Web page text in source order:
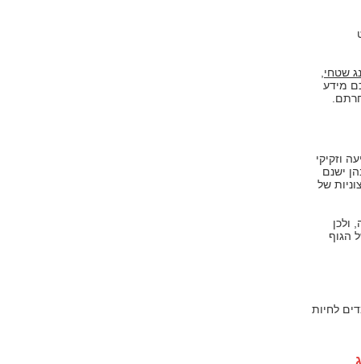
שטחי
מידע
וזקיקי
ישנם
של
ולכן
הגוף
לחיות